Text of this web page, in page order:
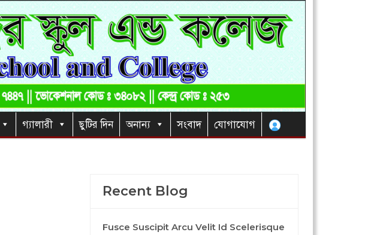
গ্যালারী ছুটির দিন অনান্য সংবাদ যোগাযোগ
Recent Blog
Fusce Suscipit Arcu Velit Id Scelerisque